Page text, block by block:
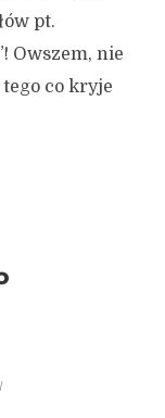
pt.
Owszem, nie
tego co kryje